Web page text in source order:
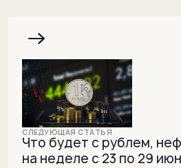
Что будет с рублем,
на неделе с 23 по 29